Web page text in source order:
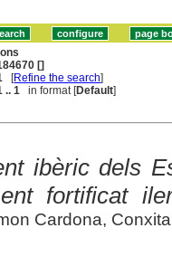
[]
[Refine the search]
.. 1 in format [Default]
ibèric dels
fortificat
Cardona,